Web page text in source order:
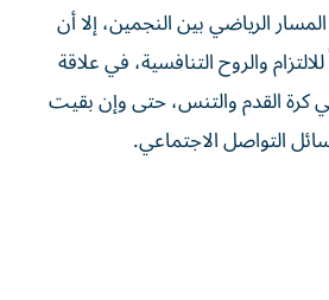
الرياضي بين النجمين، إلا أن
والروح التنافسية، في علاقة
كرة القدم والتنس، حتى وإن بقيت
التواصل الاجتماعي.